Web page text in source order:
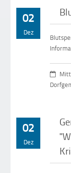
02
Dez
02
Dez